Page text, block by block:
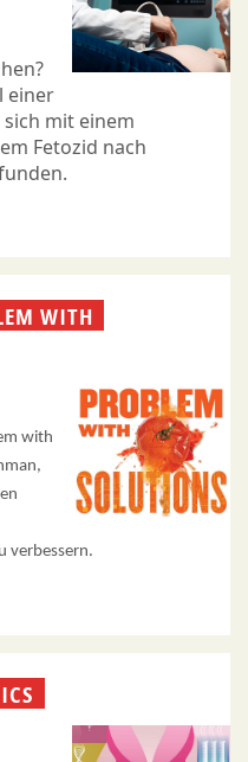
einer
mit einem
Fetozid nach
WITH
with
verbessern.